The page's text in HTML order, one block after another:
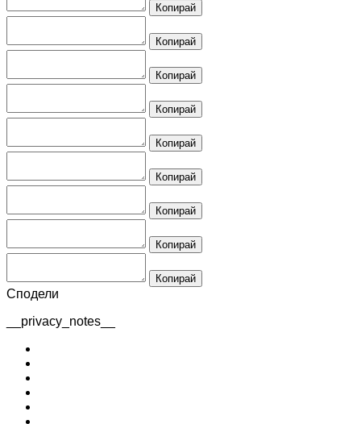
Копирай
Копирай
Копирай
Копирай
Копирай
Копирай
Копирай
Копирай
Копирай
Сподели
__privacy_notes__